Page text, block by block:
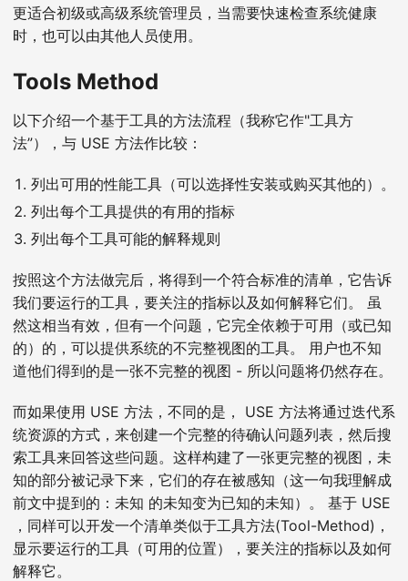
更适合初级或高级系统管理员，当需要快速检查系统健康
时，也可以由其他人员使用。
Tools Method
以下介绍一个基于工具的方法流程（我称它作"工具方
法”），与 USE 方法作比较：
列出可用的性能工具（可以选择性安装或购买其他的）。
列出每个工具提供的有用的指标
列出每个工具可能的解释规则
按照这个方法做完后，将得到一个符合标准的清单，它告诉
我们要运行的工具，要关注的指标以及如何解释它们。 虽
然这相当有效，但有一个问题，它完全依赖于可用（或已知
的）的，可以提供系统的不完整视图的工具。 用户也不知
道他们得到的是一张不完整的视图 - 所以问题将仍然存在。
而如果使用 USE 方法，不同的是， USE 方法将通过迭代系
统资源的方式，来创建一个完整的待确认问题列表，然后搜
索工具来回答这些问题。这样构建了一张更完整的视图，未
知的部分被记录下来，它们的存在被感知（这一句我理解成
前文中提到的：未知 的未知变为已知的未知）。 基于 USE
，同样可以开发一个清单类似于工具方法(Tool-Method)，
显示要运行的工具（可用的位置），要关注的指标以及如何
解释它。